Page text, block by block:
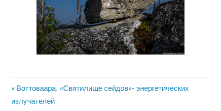
Навигация
Previous
Post:
Воттоваара. «Святилище сейдов»- энергетических
излучателей